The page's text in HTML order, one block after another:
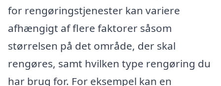
for rengøringstjenester kan variere
afhængigt af flere faktorer såsom
størrelsen på det område, der skal
rengøres, samt hvilken type rengøring du
har brug for. For eksempel kan en